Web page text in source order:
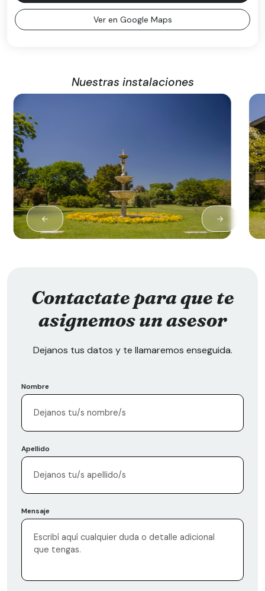
Ver en Google Maps
Nuestras instalaciones
Contactate para que te
asignemos un asesor
Dejanos tus datos y te llamaremos enseguida.
Nombre
Apellido
Mensaje